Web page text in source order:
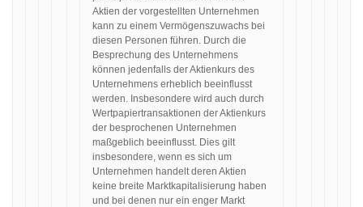
Aktien der vorgestellten Unternehmen
kann zu einem Vermögenszuwachs bei
diesen Personen führen. Durch die
Besprechung des Unternehmens
können jedenfalls der Aktienkurs des
Unternehmens erheblich beeinflusst
werden. Insbesondere wird auch durch
Wertpapiertransaktionen der Aktienkurs
der besprochenen Unternehmen
maßgeblich beeinflusst. Dies gilt
insbesondere, wenn es sich um
Unternehmen handelt deren Aktien
keine breite Marktkapitalisierung haben
und bei denen nur ein enger Markt